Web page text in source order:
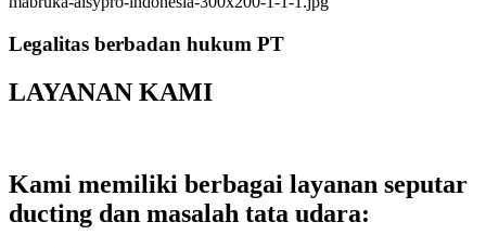
Legalitas berbadan hukum PT
LAYANAN KAMI
Kami memiliki berbagai layanan seputar
ducting dan masalah tata udara: